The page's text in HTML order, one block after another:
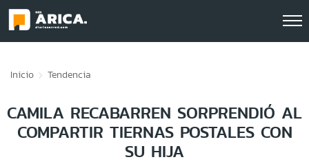
Inicio Tendencia
CAMILA RECABARREN SORPRENDIÓ AL
COMPARTIR TIERNAS POSTALES CON
SU HIJA